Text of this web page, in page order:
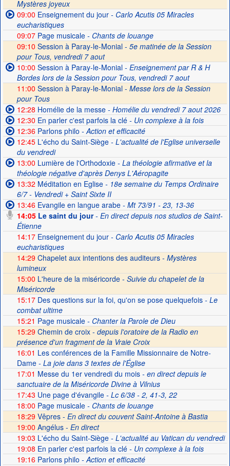
Mystères joyeux
09:00 Enseignement du jour- Carlo Acutis 05 Miracles
eucharistiques
09:07Page musicale- Chants de louange
09:10 Session à Paray-le-Monial - 5e matinée de la Session
pour Tous, vendredi 7 aout
10:00 Session à Paray-le-Monial- Enseignement par R & H
Bordes lors de la Session pour Tous, vendredi 7 aout
11:00 Session à Paray-le-Monial - Messe lors de la Session
pour Tous
12:28 Homélie de la messe- Homélie du vendredi 7 aout 2026
12:30 En parler c'est parfois la clé- Un complexe à la fois
12:36Parlons philo - Action et efficacité
12:45L'écho du Saint-Siège- L'actualité de l'Eglise universelle
du vendredi
13:00 Lumière de l'Orthodoxie- La théologie afirmative et la
théologie négative d'après Denys L'Aéropagite
13:32 Méditation en Eglise- 18e semaine du Temps Ordinaire
6/7 - Vendredi + Saint Sixte II
13:46Evangile en langue arabe- Mt 73/91 - 23, 13-36
14:05Le saint du jour- En direct depuis nos studios de Saint-
Étienne
14:17Enseignement du jour- Carlo Acutis 05 Miracles
eucharistiques
14:29 Chapelet aux intentions des auditeurs - Mystères
lumineux
15:00 L'heure de la miséricorde - Suivie du chapelet de la
Miséricorde
15:17Des questions sur la foi, qu'on se pose quelquefois- Le
combat ultime
15:21 Page musicale- Chanter la Parole de Dieu
15:29 Chemin de croix - depuis l'oratoire de la Radio en
présence d'un fragment de la Vraie Croix
16:01 Les conférences de la Famille Missionnaire de Notre-
Dame- La joie dans 3 textes de l'Église
17:01 Messe du 1er vendredi du mois- en direct depuis le
sanctuaire de la Miséricorde Divine à Vilnius
17:43 Une page d'évangile- Lc 6/38 - 2, 41-3, 22
18:00 Page musicale- Chants de louange
18:29 Vêpres - En direct du couvent Saint-Antoine à Bastia
19:00 Angélus - En direct
19:03 L'écho du Saint-Siège- L'actualité au Vatican du vendredi
19:08 En parler c'est parfois la clé- Un complexe à la fois
19:16Parlons philo - Action et efficacité